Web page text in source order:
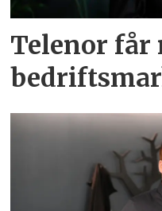
Telenor får